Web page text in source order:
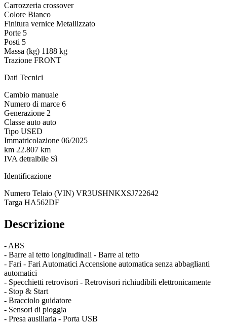
Carrozzeria crossover
Colore Bianco
Finitura vernice Metallizzato
Porte 5
Posti 5
Massa (kg) 1188 kg
Trazione FRONT
Dati Tecnici
Cambio manuale
Numero di marce 6
Generazione 2
Classe auto auto
Tipo USED
Immatricolazione 06/2025
km 22.807 km
IVA detraibile Sì
Identificazione
Numero Telaio (VIN) VR3USHNKXSJ722642
Targa HA562DF
Descrizione
- ABS
- Barre al tetto longitudinali - Barre al tetto
- Fari - Fari Automatici Accensione automatica senza abbaglianti
automatici
- Specchietti retrovisori - Retrovisori richiudibili elettronicamente
- Stop & Start
- Bracciolo guidatore
- Sensori di pioggia
- Presa ausiliaria - Porta USB